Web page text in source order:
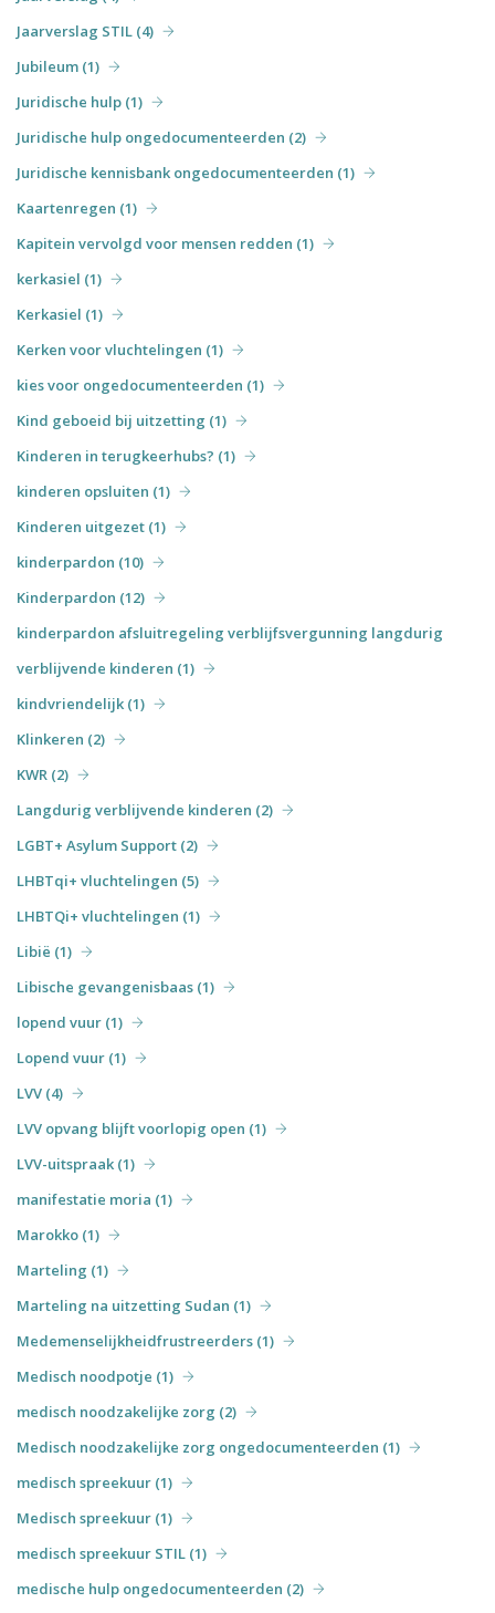
Jaarverslag STIL (4)
Jubileum (1)
Juridische hulp (1)
Juridische hulp ongedocumenteerden (2)
Juridische kennisbank ongedocumenteerden (1)
Kaartenregen (1)
Kapitein vervolgd voor mensen redden (1)
kerkasiel (1)
Kerkasiel (1)
Kerken voor vluchtelingen (1)
kies voor ongedocumenteerden (1)
Kind geboeid bij uitzetting (1)
Kinderen in terugkeerhubs? (1)
kinderen opsluiten (1)
Kinderen uitgezet (1)
kinderpardon (10)
Kinderpardon (12)
kinderpardon afsluitregeling verblijfsvergunning langdurig
verblijvende kinderen (1)
kindvriendelijk (1)
Klinkeren (2)
KWR (2)
Langdurig verblijvende kinderen (2)
LGBT+ Asylum Support (2)
LHBTqi+ vluchtelingen (5)
LHBTQi+ vluchtelingen (1)
Libië (1)
Libische gevangenisbaas (1)
lopend vuur (1)
Lopend vuur (1)
LVV (4)
LVV opvang blijft voorlopig open (1)
LVV-uitspraak (1)
manifestatie moria (1)
Marokko (1)
Marteling (1)
Marteling na uitzetting Sudan (1)
Medemenselijkheidfrustreerders (1)
Medisch noodpotje (1)
medisch noodzakelijke zorg (2)
Medisch noodzakelijke zorg ongedocumenteerden (1)
medisch spreekuur (1)
Medisch spreekuur (1)
medisch spreekuur STIL (1)
medische hulp ongedocumenteerden (2)